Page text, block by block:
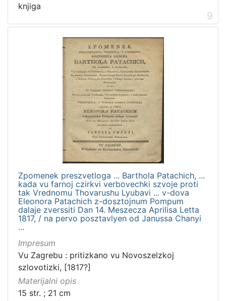
knjiga
9
Zpomenek preszvetloga ... Barthola Patachich, ...
kada vu farnoj czirkvi verbovechki szvoje proti
tak Vrednomu Thovarushu Lyubavi ... v-dova
Eleonora Patachich z-dosztojnum Pompum
dalaje zverssiti Dan 14. Meszecza Aprilisa Letta
1817, / na pervo posztavlyen od Janussa Chanyi
...
Impresum
Vu Zagrebu : pritizkano vu Novoszelzkoj
szlovotizki, [1817?]
Materijalni opis
15 str. ; 21 cm